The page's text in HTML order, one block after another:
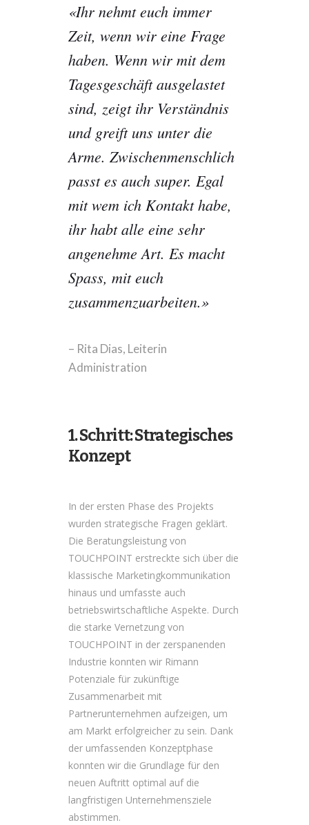
«Ihr nehmt euch immer
Zeit, wenn wir eine Frage
haben. Wenn wir mit dem
Tagesgeschäft ausgelastet
sind, zeigt ihr Verständnis
und greift uns unter die
Arme. Zwischenmenschlich
passt es auch super. Egal
mit wem ich Kontakt habe,
ihr habt alle eine sehr
angenehme Art. Es macht
Spass, mit euch
zusammenzuarbeiten.»
– Rita Dias, Leiterin
Administration
1. Schritt: Strategisches
Konzept
In der ersten Phase des Projekts
wurden strategische Fragen geklärt.
Die Beratungsleistung von
TOUCHPOINT erstreckte sich über die
klassische Marketingkommunikation
hinaus und umfasste auch
betriebswirtschaftliche Aspekte. Durch
die starke Vernetzung von
TOUCHPOINT in der zerspanenden
Industrie konnten wir Rimann
Potenziale für zukünftige
Zusammenarbeit mit
Partnerunternehmen aufzeigen, um
am Markt erfolgreicher zu sein. Dank
der umfassenden Konzeptphase
konnten wir die Grundlage für den
neuen Auftritt optimal auf die
langfristigen Unternehmensziele
abstimmen.